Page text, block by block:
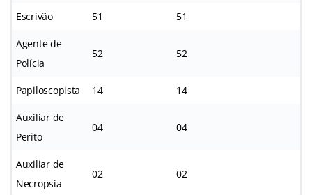
Escrivão 51 51
Agente de
Polícia
52 52
Papiloscopista 14 14
Auxiliar de
Perito
04 04
Auxiliar de
Necropsia
02 02